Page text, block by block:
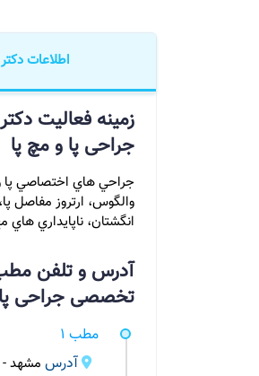
اطلاعات
زمینه فعالیت
جراحی پا و مچ پا
جراحي هاي اختصاصي پا
والگوس، ارتروز مفاصل
انگشتان، ناپايداري هاي
آدرس و تلفن
تخصصی جراحی
مطب 1
آدرس مشهد -